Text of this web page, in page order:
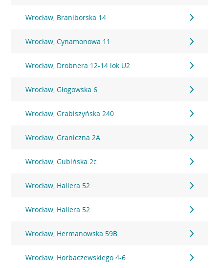
Wrocław, Braniborska 14
Wrocław, Cynamonowa 11
Wrocław, Drobnera 12-14 lok.U2
Wrocław, Głogowska 6
Wrocław, Grabiszyńska 240
Wrocław, Graniczna 2A
Wrocław, Gubińska 2c
Wrocław, Hallera 52
Wrocław, Hallera 52
Wrocław, Hermanowska 59B
Wrocław, Horbaczewskiego 4-6